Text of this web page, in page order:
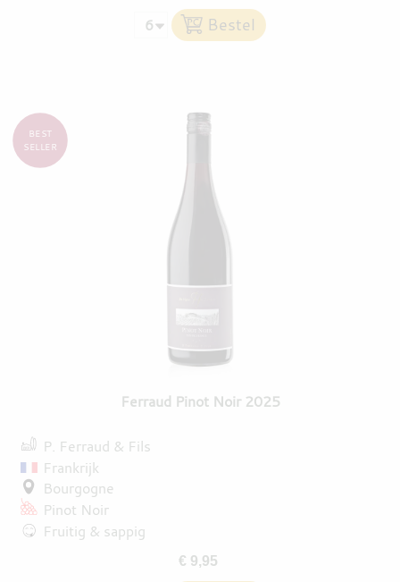
Ferraud Pinot Noir 2025
BEST
SELLER
P. Ferraud & Fils
Frankrijk
Bourgogne
Pinot Noir
Fruitig & sappig
€ 9,95